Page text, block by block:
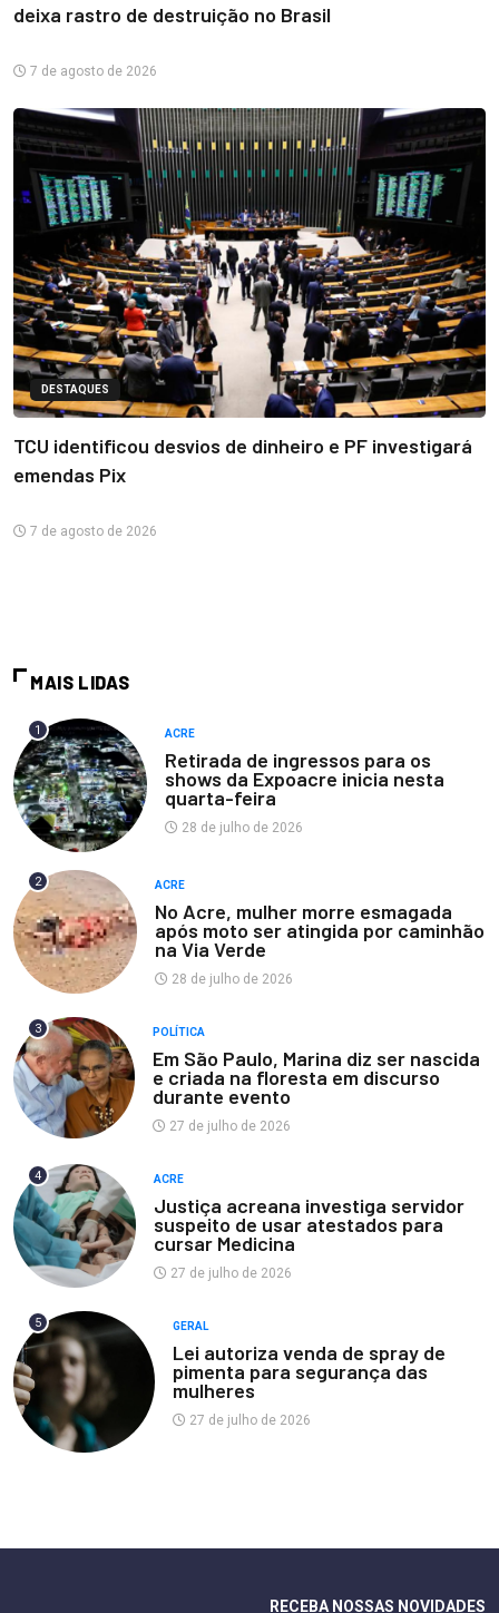
deixa rastro de destruição no Brasil
7 de agosto de 2026
DESTAQUES
TCU identificou desvios de dinheiro e PF investigará
emendas Pix
7 de agosto de 2026
MAIS LIDAS
1 ACRE
Retirada de ingressos para os
shows da Expoacre inicia nesta
quarta-feira
28 de julho de 2026
2 ACRE
No Acre, mulher morre esmagada
após moto ser atingida por caminhão
na Via Verde
28 de julho de 2026
3 POLÍTICA
Em São Paulo, Marina diz ser nascida
e criada na floresta em discurso
durante evento
27 de julho de 2026
4 ACRE
Justiça acreana investiga servidor
suspeito de usar atestados para
cursar Medicina
27 de julho de 2026
5 GERAL
Lei autoriza venda de spray de
pimenta para segurança das
mulheres
27 de julho de 2026
RECEBA NOSSAS NOVIDADES